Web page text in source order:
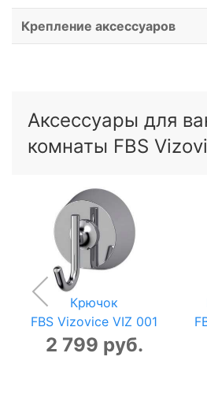
Крепление аксессуаров
Аксессуары для
комнаты FBS
Крючок
FBS Vizovice VIZ 001
2 799 руб.